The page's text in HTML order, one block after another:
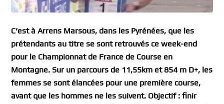
C’est à Arrens Marsous, dans les Pyrénées, que les
prétendants au titre se sont retrouvés ce week-end
pour le Championnat de France de Course en
Montagne. Sur un parcours de 11,55km et 854 m D+, les
femmes se sont élancées pour une première course,
avant que les hommes ne les suivent. Objectif : finir